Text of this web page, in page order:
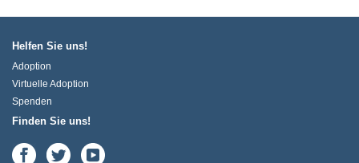
Helfen Sie uns!
Adoption
Virtuelle Adoption
Spenden
Finden Sie uns!